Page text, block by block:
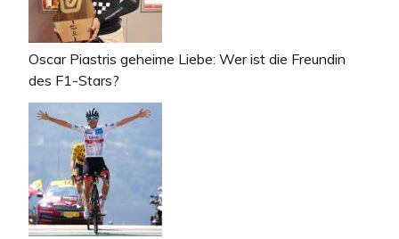
Oscar Piastris geheime Liebe: Wer ist die Freundin
des F1-Stars?